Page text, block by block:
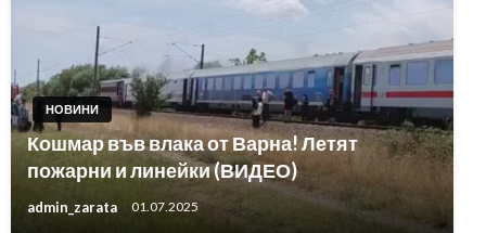
НОВИНИ
Кошмар във влака от Варна! Летят
пожарни и линейки (ВИДЕО)
admin_zarata 01.07.2025